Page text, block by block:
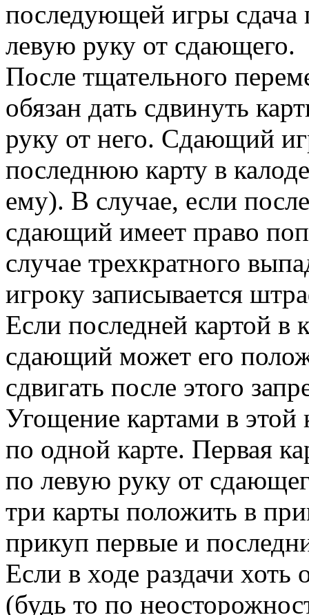
последующей игры сдача
левую руку от сдающего.
После тщательного
обязан дать сдвинуть
руку от него. Сдающий
последнюю карту в
ему). В случае, если
сдающий имеет право
случае трехкратного
игроку записывается
Если последней картой в
сдающий может его
сдвигать после этого
Угощение картами в этой
по одной карте. Первая
по левую руку от
три карты положить в
прикуп первые и
Если в ходе раздачи хоть
(будь то по